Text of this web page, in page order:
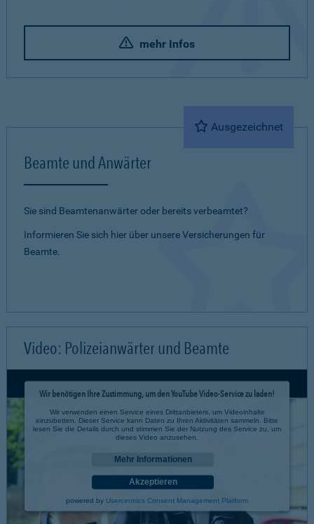
mehr Infos
Ausgezeichnet
Beamte und Anwärter
Sie sind Beamtenanwärter oder bereits verbeamtet?
Informieren Sie sich hier über unsere Versicherungen für
Beamte.
Video: Polizeianwärter und Beamte
Wir benötigen Ihre Zustimmung, um den YouTube Video-Service zu laden!
Wir verwenden einen Service eines Drittanbieters, um Videoinhalte
einzubetten. Dieser Service kann Daten zu Ihren Aktivitäten sammeln. Bitte
lesen Sie die Details durch und stimmen Sie der Nutzung des Service zu, um
dieses Video anzusehen.
Mehr Informationen
Akzeptieren
powered by Usercentrics Consent Management Platform